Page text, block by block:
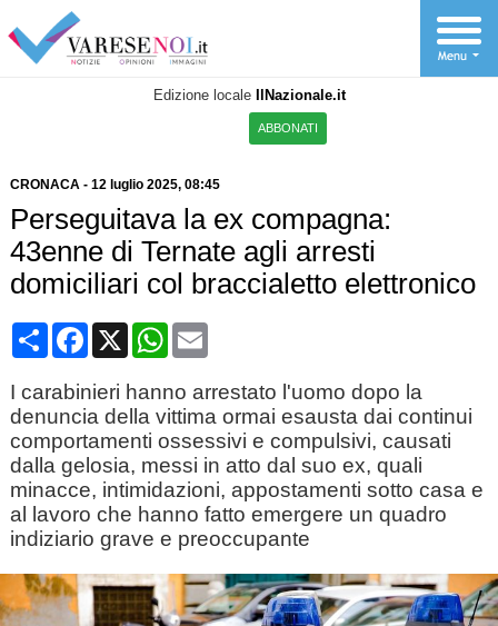
Edizione locale IlNazionale.it
ABBONATI
CRONACA- 12 luglio 2025, 08:45
Perseguitava la ex compagna:
43enne di Ternate agli arresti
domiciliari col braccialetto elettronico
CondividiFacebook
X WhatsApp
Email
I carabinieri hanno arrestato l'uomo dopo la
denuncia della vittima ormai esausta dai continui
comportamenti ossessivi e compulsivi, causati
dalla gelosia, messi in atto dal suo ex, quali
minacce, intimidazioni, appostamenti sotto casa e
al lavoro che hanno fatto emergere un quadro
indiziario grave e preoccupante